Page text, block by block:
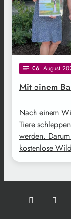
notes 06. August
Mit einem
Nach einem
Tiere
werden.
kostenlose